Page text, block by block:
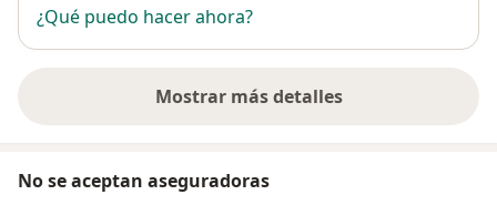
¿Qué puedo hacer ahora?
Mostrar más detalles
sobre la dirección
No se aceptan aseguradoras